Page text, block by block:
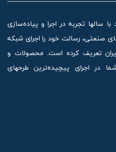
سالها تجربه در اجرا و پیاده‌سازی
صنعتی، رسالت خود را اجرای شبکه
تعریف کرده است. محصولات و
در اجرای پیچیده‌ترین طرحهای